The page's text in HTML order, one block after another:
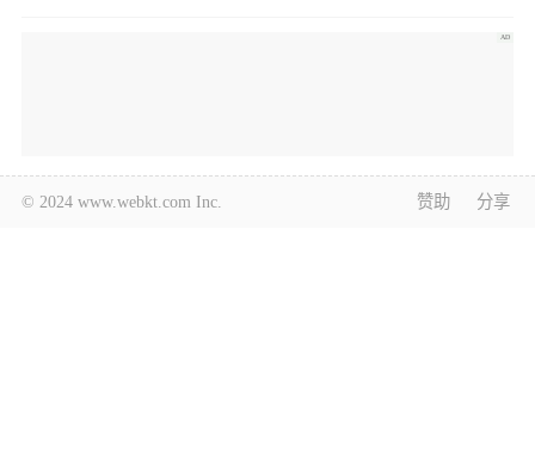
赞助 分享
© 2024 www.webkt.com Inc.